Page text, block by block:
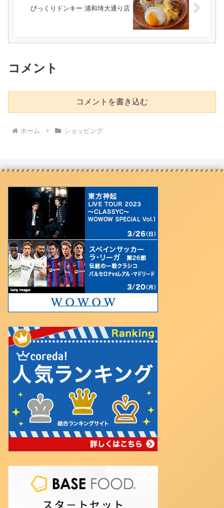
びっくりドンキー 浦和埼大通り店
コメント
コメントを書き込む
ホーム ショッピング